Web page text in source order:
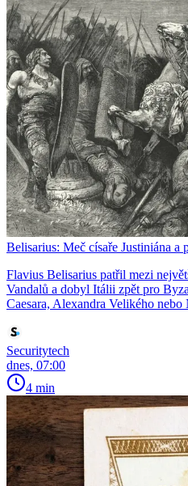
Belisarius: Meč císaře Justiniána a
Flavius Belisarius patřil mezi
Vandalů a dobyl Itálii zpět pro
Caesara, Alexandra Velikého nebo
Securitytech
dnes, 07:00
4 min